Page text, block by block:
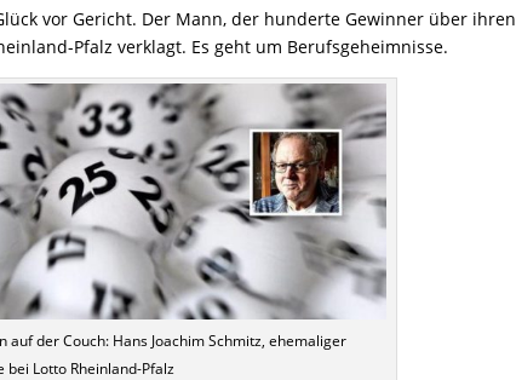
vor Gericht. Der Mann, der hunderte Gewinner über ihren
Pfalz verklagt. Es geht um Berufsgeheimnisse.
der Couch: Hans Joachim Schmitz, ehemaliger
bei Lotto Rheinland-Pfalz